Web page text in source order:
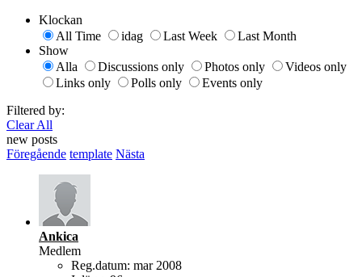
Klockan
All Time
idag Last Week
Last Month
Show
Alla
Discussions only Photos only
Videos only
Links only
Polls only
Events only
Filtered by:
Clear All
new posts
Föregående template Nästa
Ankica
Medlem
Reg.datum: mar 2008